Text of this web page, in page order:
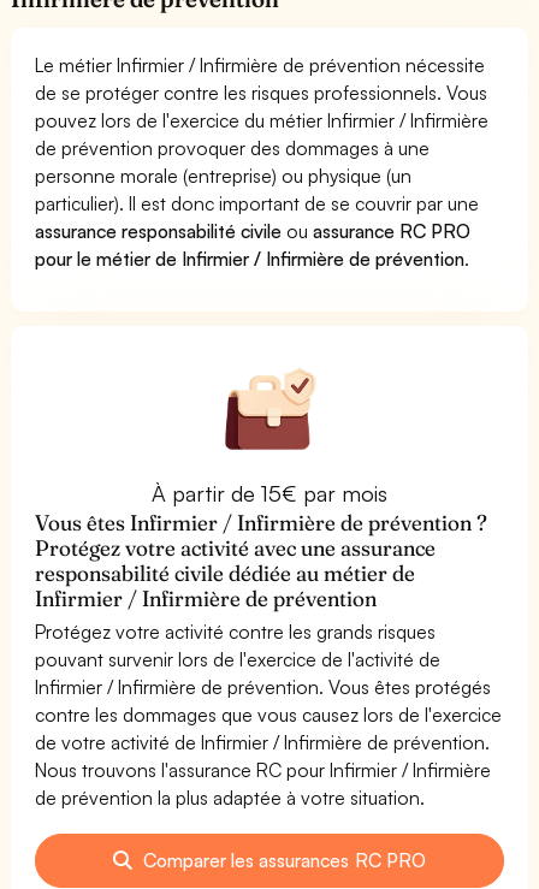
Le métier Infirmier / Infirmière de prévention nécessite
de se protéger contre les risques professionnels. Vous
pouvez lors de l'exercice du métier Infirmier / Infirmière
de prévention provoquer des dommages à une
personne morale (entreprise) ou physique (un
particulier). Il est donc important de se couvrir par une
assurance responsabilité civile ouassurance RC PRO
pour le métier de Infirmier / Infirmière de prévention.
À partir de 15€ par mois
Vous êtes Infirmier / Infirmière de prévention ?
Protégez votre activité avec une assurance
responsabilité civile dédiée au métier de
Infirmier / Infirmière de prévention
Protégez votre activité contre les grands risques
pouvant survenir lors de l'exercice de l'activité de
Infirmier / Infirmière de prévention. Vous êtes protégés
contre les dommages que vous causez lors de l'exercice
de votre activité de Infirmier / Infirmière de prévention.
Nous trouvons l'assurance RC pour Infirmier / Infirmière
de prévention la plus adaptée à votre situation.
Comparer les assurances RC PRO